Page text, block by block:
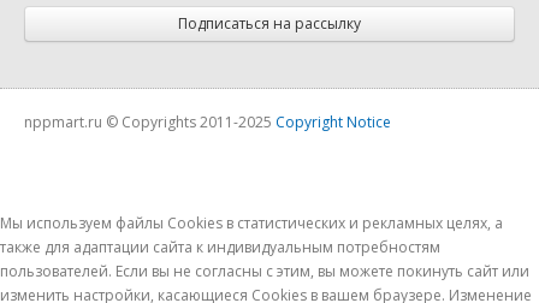
Подписаться на рассылку
nppmart.ru © Copyrights 2011-2025 Copyright Notice
Мы используем файлы Cookies в статистических и рекламных целях, а
также для адаптации сайта к индивидуальным потребностям
пользователей. Если вы не согласны с этим, вы можете покинуть сайт или
изменить настройки, касающиеся Cookies в вашем браузере. Изменение